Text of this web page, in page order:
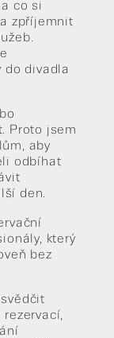
co si
zpříjemnit
do divadla
Proto jsem
aby
odbíhat
den.
který
bez